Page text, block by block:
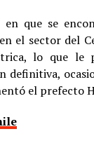
en que se
el sector del
lo que le
definitiva,
el prefecto